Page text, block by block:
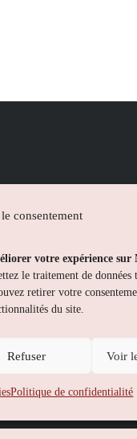
consentement
votre expérience sur
le traitement de données
retirer votre
du site.
Refuser Voir
Politique de confidentialité